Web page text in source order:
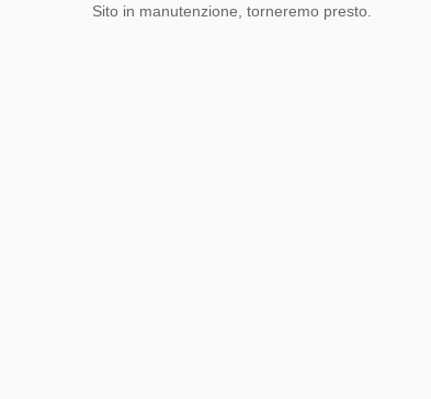
Sito in manutenzione, torneremo presto.